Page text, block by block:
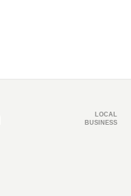
LOCAL
BUSINESS